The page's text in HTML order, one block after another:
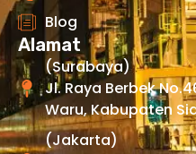
Blog
Alamat
(Surabaya)
Jl. Raya Berbek
Waru, Kabupaten
(Jakarta)